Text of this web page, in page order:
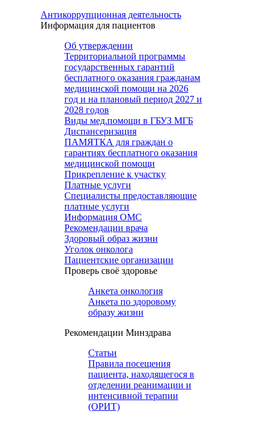
Антикоррупционная деятельность
Информация для пациентов
Об утверждении
Территориальной программы
государственных гарантий
бесплатного оказания гражданам
медицинской помощи на 2026
год и на плановый период 2027 и
2028 годов
Виды мед.помощи в ГБУЗ МГБ
Диспансеризация
ПАМЯТКА для граждан о
гарантиях бесплатного оказания
медицинской помощи
Прикрепление к участку
Платные услуги
Специалисты предоставляющие
платные услуги
Информация ОМС
Рекомендации врача
Здоровый образ жизни
Уголок онколога
Пациентские организации
Проверь своё здоровье
Анкета онкология
Анкета по здоровому
образу жизни
Рекомендации Минздрава
Статьи
Правила посещения
пациента, находящегося в
отделении реанимации и
интенсивной терапии
(ОРИТ)